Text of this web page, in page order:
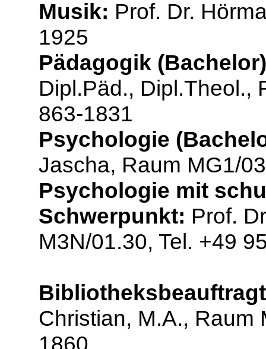
Musik: Prof. Dr.
1925
Pädagogik
Dipl.Päd., Dipl.Theol.,
863-1831
Psychologie
Jascha, Raum MG1/
Psychologie mit
Schwerpunkt: Prof.
M3N/01.30, Tel. +49
Christian, M.A., Raum
1860